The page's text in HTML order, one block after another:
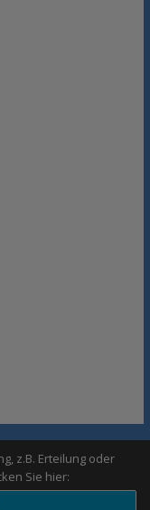
rights reserved.
z.B. Erteilung oder
Sie hier: